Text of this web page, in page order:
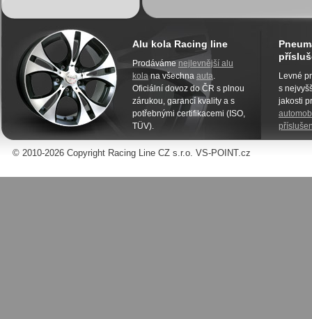
Alu kola Racing line
Prodáváme nejlevnější alu
kola na všechna auta.
Oficiální dovoz do ČR s plnou
zárukou, garancí kvality a s
potřebnými certifikacemi (ISO,
TÜV).
Levné
s
jakosti
© 2010-2026 Copyright Racing Line CZ s.r.o. VS-POINT.cz